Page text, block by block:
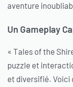
aventure
Un Gameplay
« Tales of the
puzzle et
et diversifié. Voici